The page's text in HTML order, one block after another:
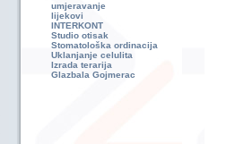
umjeravanje
lijekovi
INTERKONT
Studio otisak
Stomatološka ordinacija
Uklanjanje celulita
Izrada terarija
Glazbala Gojmerac